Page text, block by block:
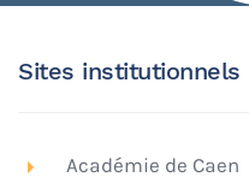
Sites institutionnels
Académie de Caen